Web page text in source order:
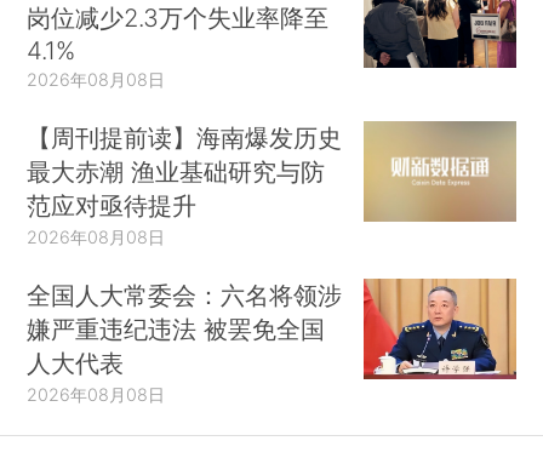
岗位减少2.3万个失业率降至
4.1%
2026年08月08日
【周刊提前读】海南爆发历史
最大赤潮 渔业基础研究与防
范应对亟待提升
2026年08月08日
全国人大常委会：六名将领涉
嫌严重违纪违法 被罢免全国
人大代表
2026年08月08日